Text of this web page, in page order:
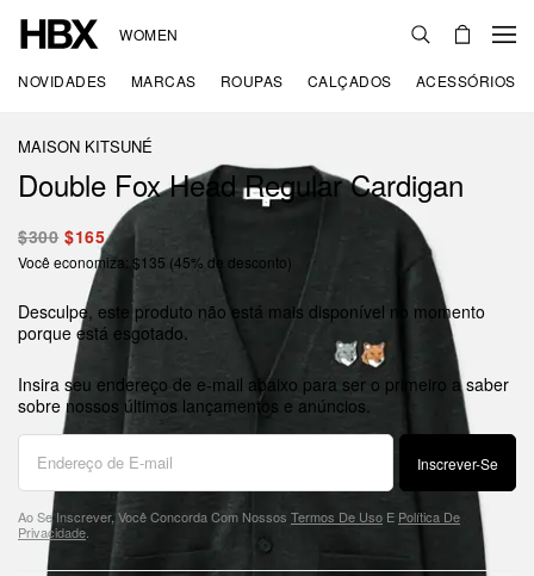
WOMEN
NOVIDADES MARCAS ROUPAS CALÇADOS ACESSÓRIOS
MAISON KITSUNÉ
Double Fox Head Regular Cardigan
$300 $165
Você economiza: $135 (45% de desconto)
Desculpe, este produto não está mais disponível no momento
porque está esgotado.
Insira seu endereço de e-mail abaixo para ser o primeiro a saber
sobre nossos últimos lançamentos e anúncios.
Inscrever-Se
Ao Se Inscrever, Você Concorda Com Nossos Termos De Uso E Política De
Privacidade